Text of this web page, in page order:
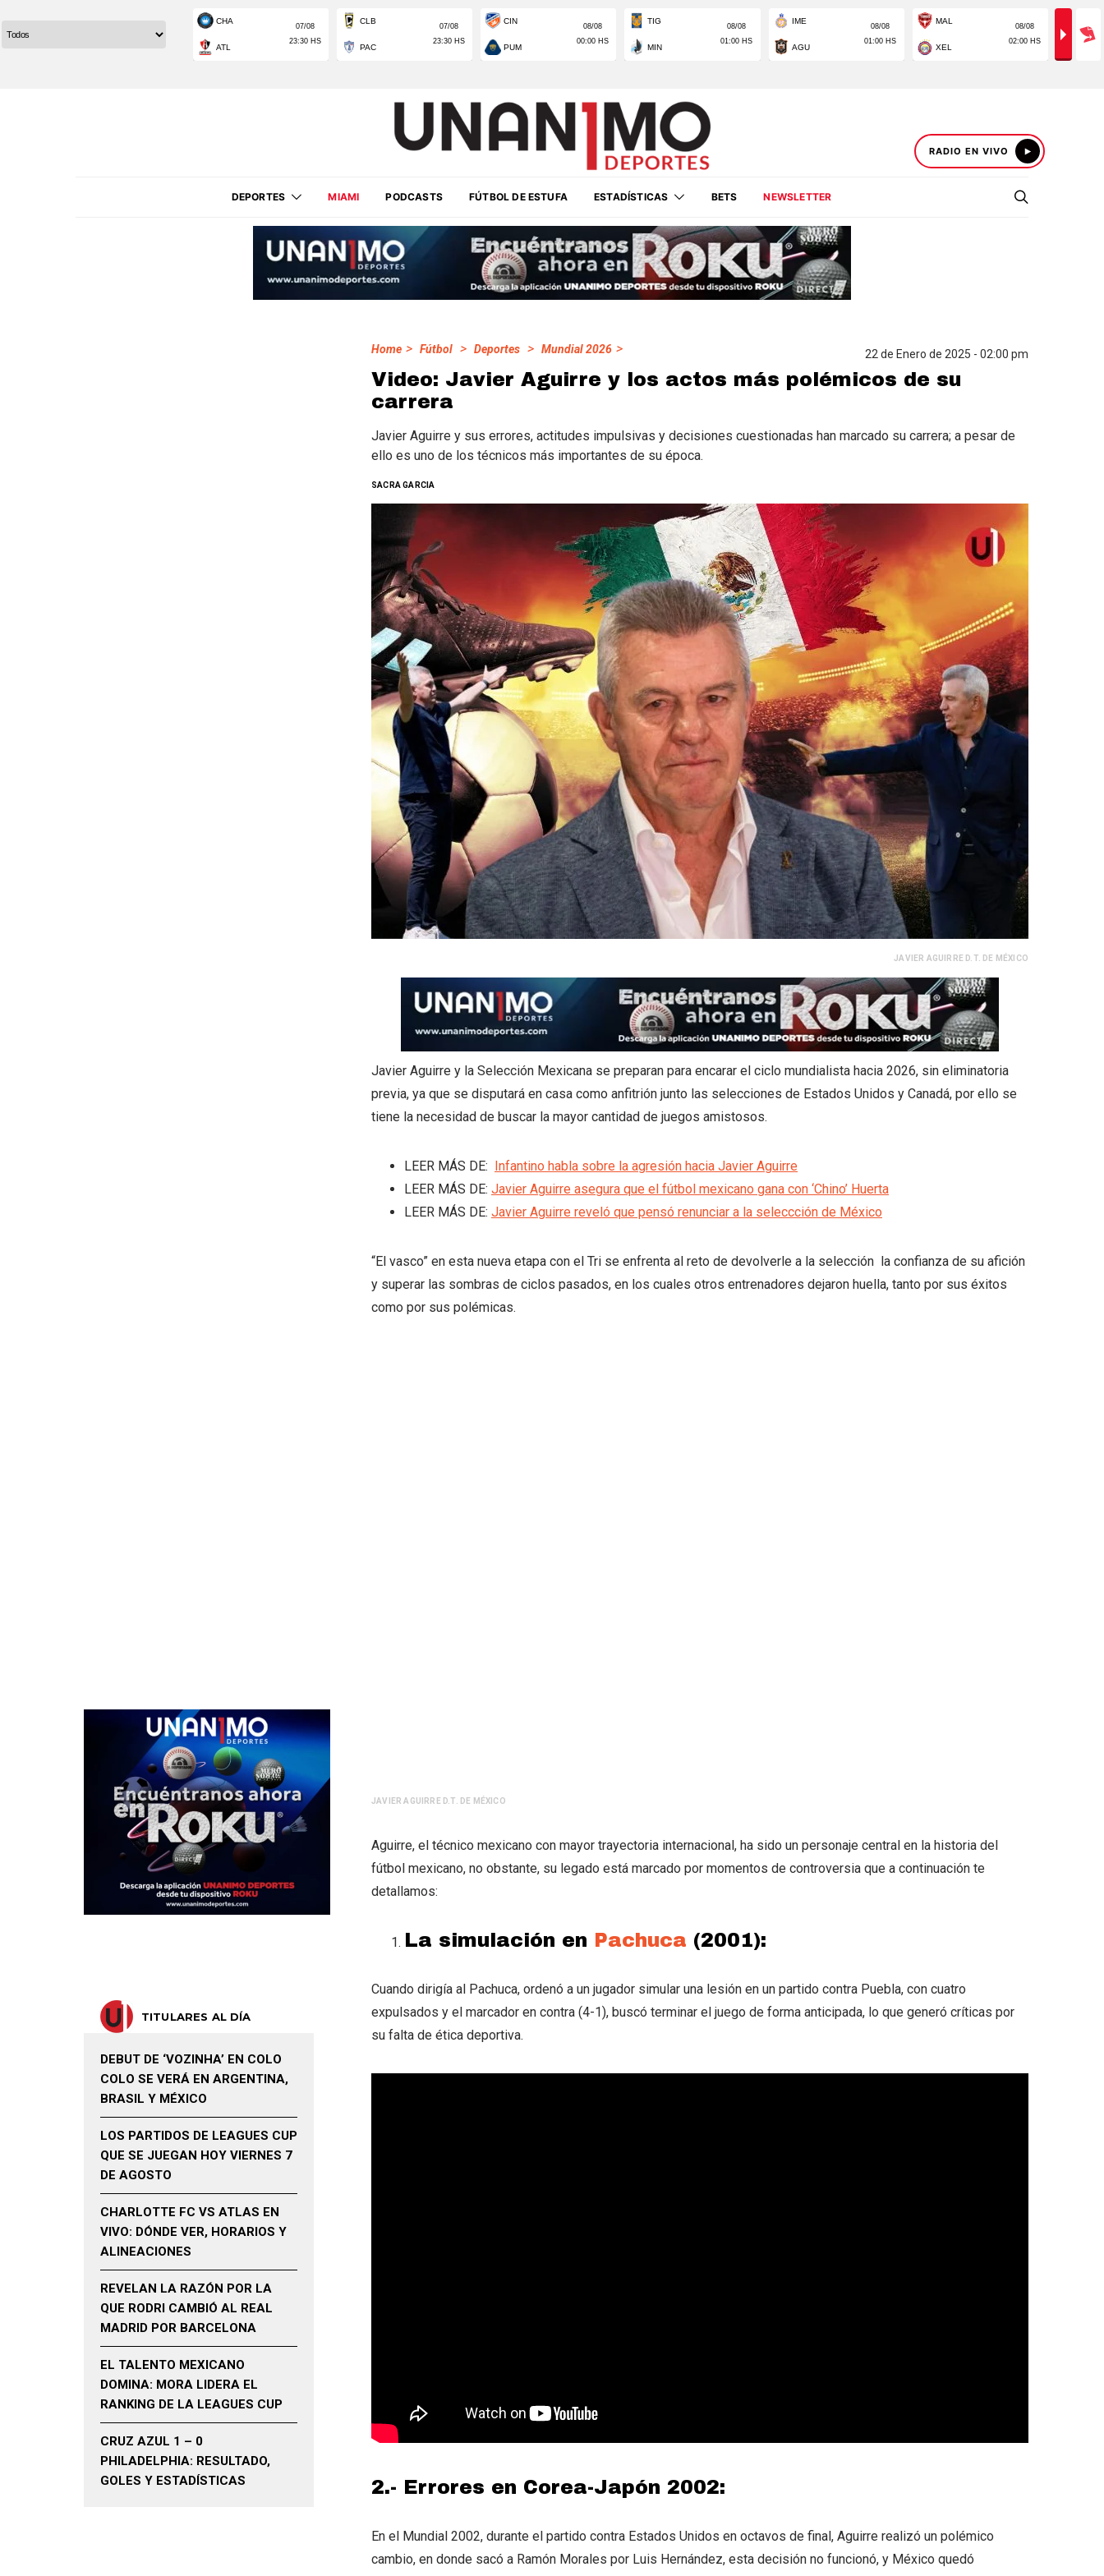
RADIO EN VIVO
DEPORTES MIAMI PODCASTS FÚTBOL DE ESTUFA ESTADÍSTICAS BETS NEWSLETTER
Home > Fútbol > Deportes > Mundial 2026 > 22 de Enero de 2025 - 02:00 pm
Video: Javier Aguirre y los actos más polémicos de su
carrera
Javier Aguirre y sus errores, actitudes impulsivas y decisiones cuestionadas han marcado su carrera; a pesar de
ello es uno de los técnicos más importantes de su época.
SACRA GARCIA
JAVIER AGUIRRE D.T. DE MÉXICO
Javier Aguirre y la Selección Mexicana se preparan para encarar el ciclo mundialista hacia 2026, sin eliminatoria
previa, ya que se disputará en casa como anfitrión junto las selecciones de Estados Unidos y Canadá, por ello se
tiene la necesidad de buscar la mayor cantidad de juegos amistosos.
LEER MÁS DE: Infantino habla sobre la agresión hacia Javier Aguirre
LEER MÁS DE: Javier Aguirre asegura que el fútbol mexicano gana con ‘Chino’ Huerta
LEER MÁS DE: Javier Aguirre reveló que pensó renunciar a la seleccción de México
“El vasco” en esta nueva etapa con el Tri se enfrenta al reto de devolverle a la selección la confianza de su afición
y superar las sombras de ciclos pasados, en los cuales otros entrenadores dejaron huella, tanto por sus éxitos
como por sus polémicas.
JAVIER AGUIRRE D.T. DE MÉXICO
Aguirre, el técnico mexicano con mayor trayectoria internacional, ha sido un personaje central en la historia del
fútbol mexicano, no obstante, su legado está marcado por momentos de controversia que a continuación te
detallamos:
La simulación en Pachuca (2001):
Cuando dirigía al Pachuca, ordenó a un jugador simular una lesión en un partido contra Puebla, con cuatro
expulsados y el marcador en contra (4-1), buscó terminar el juego de forma anticipada, lo que generó críticas por
su falta de ética deportiva.
2.- Errores en Corea-Japón 2002:
En el Mundial 2002, durante el partido contra Estados Unidos en octavos de final, Aguirre realizó un polémico
cambio, en donde sacó a Ramón Morales por Luis Hernández, esta decisión no funcionó, y México quedó
TITULARES AL DÍA
DEBUT DE ‘VOZINHA’ EN COLO
COLO SE VERÁ EN ARGENTINA,
BRASIL Y MÉXICO
LOS PARTIDOS DE LEAGUES CUP
QUE SE JUEGAN HOY VIERNES 7
DE AGOSTO
CHARLOTTE FC VS ATLAS EN
VIVO: DÓNDE VER, HORARIOS Y
ALINEACIONES
REVELAN LA RAZÓN POR LA
QUE RODRI CAMBIÓ AL REAL
MADRID POR BARCELONA
EL TALENTO MEXICANO
DOMINA: MORA LIDERA EL
RANKING DE LA LEAGUES CUP
CRUZ AZUL 1 – 0
PHILADELPHIA: RESULTADO,
GOLES Y ESTADÍSTICAS